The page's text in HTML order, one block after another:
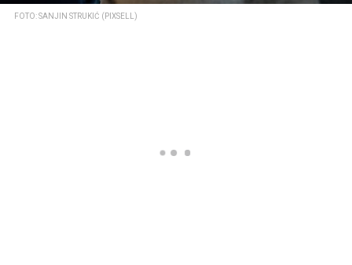
FOTO: SANJIN STRUKIĆ (PIXSELL)